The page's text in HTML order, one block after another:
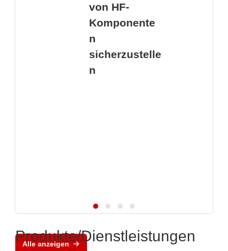
von HF-
Komponente
n
sicherzustelle
n
Alle anzeigen
Produkte/Dienstleistungen